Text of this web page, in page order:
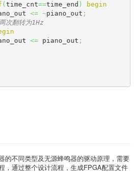
( time_cnt==time_end )
begin
<= ~piano_out ;
次翻转为1Hz
<= piano_out ;
的不同类型及无源蜂鸣器的驱动原理，需要
，通过整个设计流程，生成FPGA配置文件